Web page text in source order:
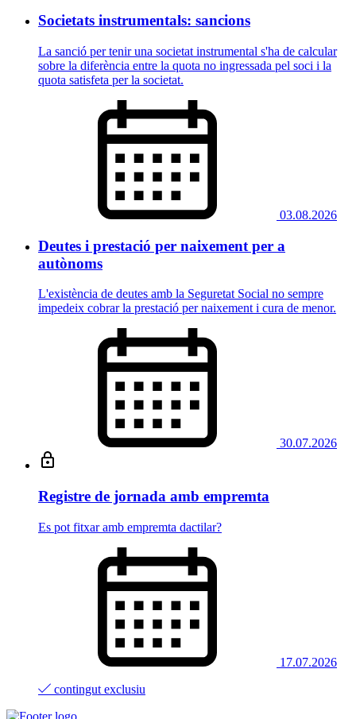
Societats instrumentals: sancions
La sanció per tenir una societat instrumental s'ha de calcular
sobre la diferència entre la quota no ingressada pel soci i la
quota satisfeta per la societat.
03.08.2026
Deutes i prestació per naixement per a
autònoms
L'existència de deutes amb la Seguretat Social no sempre
impedeix cobrar la prestació per naixement i cura de menor.
30.07.2026
Registre de jornada amb empremta
Es pot fitxar amb empremta dactilar?
17.07.2026
contingut exclusiu